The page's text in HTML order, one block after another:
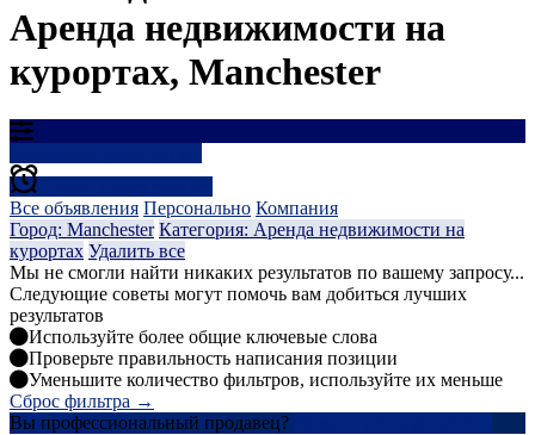
Аренда недвижимости на
курортах, Manchester
Все объявления Персонально Компания
Город: Manchester Категория: Аренда недвижимости на
курортах Удалить все
Мы не смогли найти никаких результатов по вашему запросу...
Следующие советы могут помочь вам добиться лучших
результатов
Используйте более общие ключевые слова
Проверьте правильность написания позиции
Уменьшите количество фильтров, используйте их меньше
Сброс фильтра →
Вы профессиональный продавец?